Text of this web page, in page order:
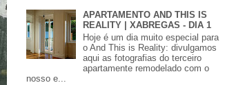
APARTAMENTO AND THIS IS
REALITY | XABREGAS - DIA 1
Hoje é um dia muito especial para
o And This is Reality: divulgamos
aqui as fotografias do terceiro
apartamente remodelado com o
nosso e...